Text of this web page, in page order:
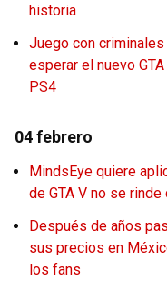
historia
Juego con
esperar el nuevo
PS4
04 febrero
MindsEye quiere
de GTA V no se
Después de años
sus precios en
los fans